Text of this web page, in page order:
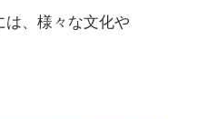
、様々な文化や